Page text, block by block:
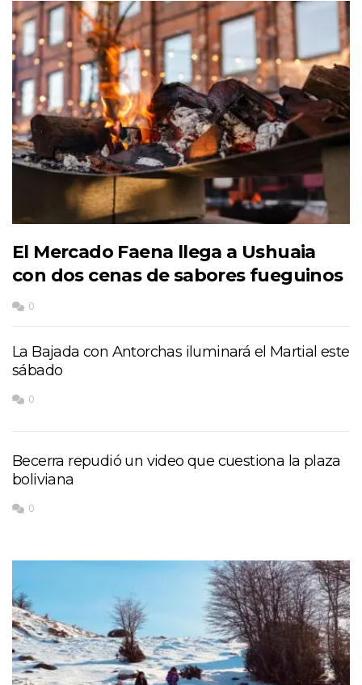
El Mercado Faena llega a Ushuaia
con dos cenas de sabores fueguinos
0
La Bajada con Antorchas iluminará el Martial este
sábado
0
Becerra repudió un video que cuestiona la plaza
boliviana
0